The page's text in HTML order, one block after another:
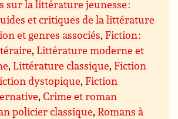
sur la littérature jeunesse :
et critiques de la littérature
et genres associés,Fiction :
,Littérature moderne et
,Littérature classique,Fiction
dystopique,Fiction
,Crime et roman
policier classique,Romans à